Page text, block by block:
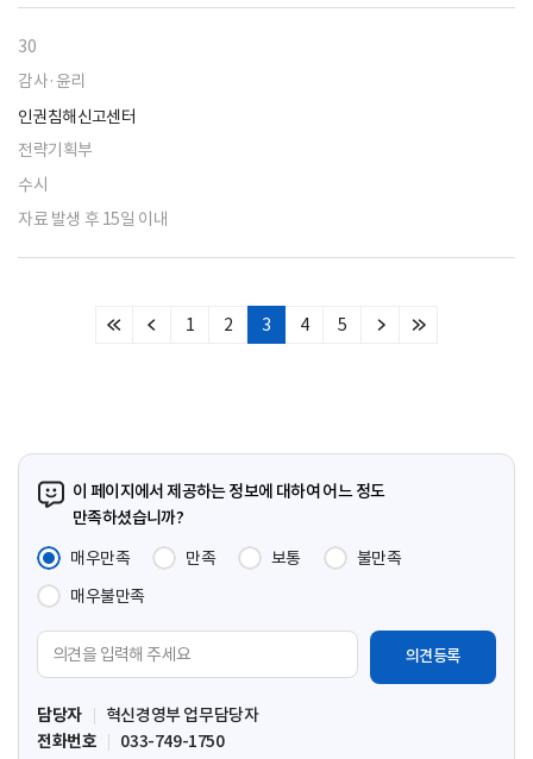
30
감사·윤리
인권침해신고센터
전략기획부
수시
자료 발생 후 15일 이내
처
이
1 2 3 4 5
다
마
이 페이지에서 제공하는 정보에 대하여 어느 정도
만족하셨습니까?
매우만족
만족 보통
불만족
매우불만족
견
입
력
담당자
혁신경영부 업무담당자
전화번호
033-749-1750